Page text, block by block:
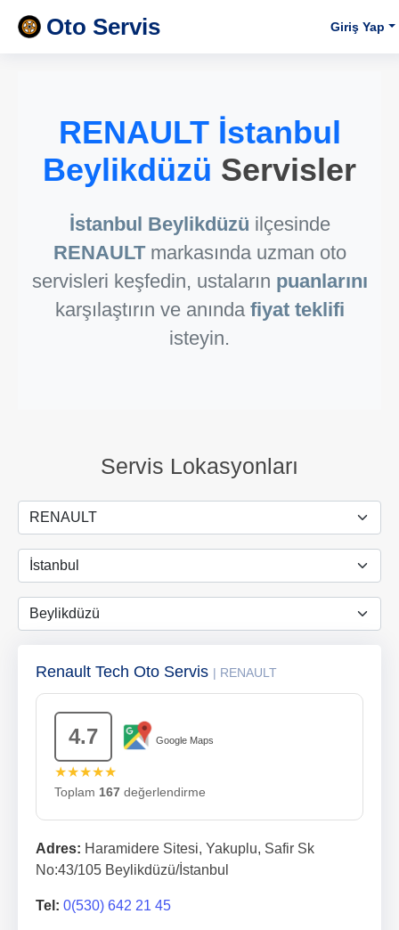
Oto Servis Giriş Yap
RENAULT İstanbul
Beylikdüzü Servisler
İstanbul Beylikdüzü ilçesinde
RENAULTmarkasında uzman oto
servisleri keşfedin, ustaların puanlarını
karşılaştırın ve anında fiyat teklifi
isteyin.
Servis Lokasyonları
Renault Tech Oto Servis | RENAULT
4.7 Google Maps
★★★★★
Toplam 167 değerlendirme
Adres: Haramidere Sitesi, Yakuplu, Safir Sk
No:43/105 Beylikdüzü/İstanbul
Tel: 0(530) 642 21 45